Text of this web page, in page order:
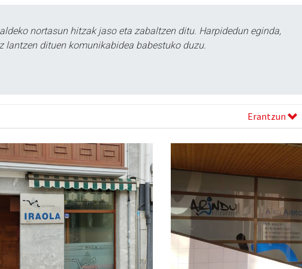
nortasun hitzak jaso eta zabaltzen ditu. Harpidedun eginda,
lantzen dituen komunikabidea babestuko duzu.
Erantzun